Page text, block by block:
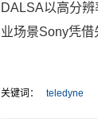
DALSA以高分
业场景Sony凭借
关键词： teledyne